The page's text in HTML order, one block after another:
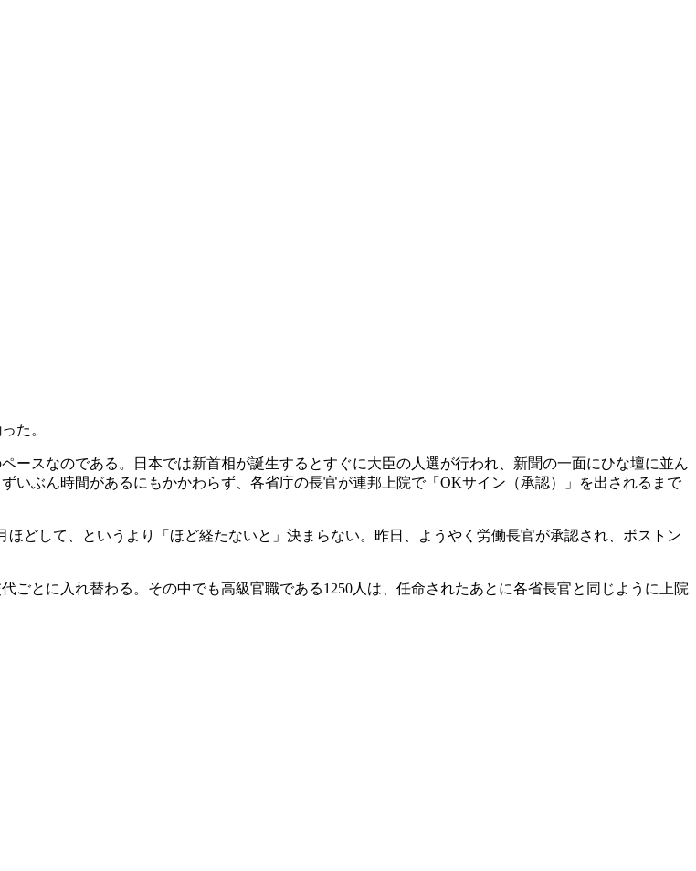
た。
ースなのである。日本では新首相が誕生するとすぐに大臣の人選が行われ、新聞の一面にひな壇に並ん
いぶん時間があるにもかかわらず、各省庁の長官が連邦上院で「OKサイン（承認）」を出されるまで
どして、というより「ほど経たないと」決まらない。昨日、ようやく労働長官が承認され、ボストン
ごとに入れ替わる。その中でも高級官職である1250人は、任命されたあとに各省長官と同じように上院